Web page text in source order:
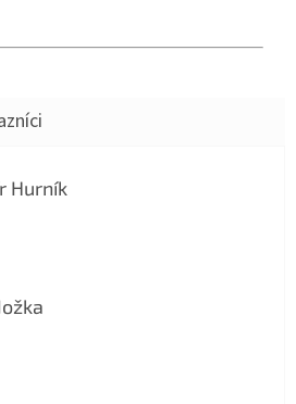
Hurník
je 5 z 5 hvězdiček.
je 5 z 5 hvězdiček.